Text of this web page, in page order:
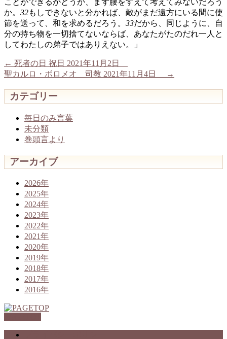
ことができるかどうか、まず腰をすえて考えてみないだろう
か。 32もしできないと分かれば、敵がまだ遠方にいる間に使
節を送って、和を求めるだろう。 33だから、同じように、自
分の持ち物を一切捨てないならば、あなたがたのだれ一人と
してわたしの弟子ではありえない。」
← 死者の日 祝日 2021年11月2日
聖カルロ・ボロメオ 司教 2021年11月4日
→
カテゴリー
毎日のみ言葉
未分類
巻頭言より
アーカイブ
2026年
2025年
2024年
2023年
2022年
2021年
2020年
2019年
2018年
2017年
2016年